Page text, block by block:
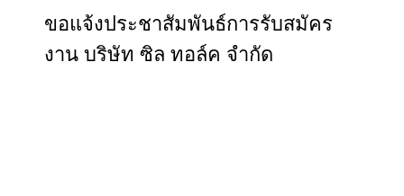
ขอแจ้งประชาสัมพันธ์การรับสมัคร
งาน บริษัท ซิล ทอล์ค จำกัด